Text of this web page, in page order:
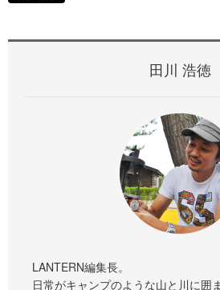
田川 浩徳
LANTERN編集長。
日常がキャンプのような山と川に囲